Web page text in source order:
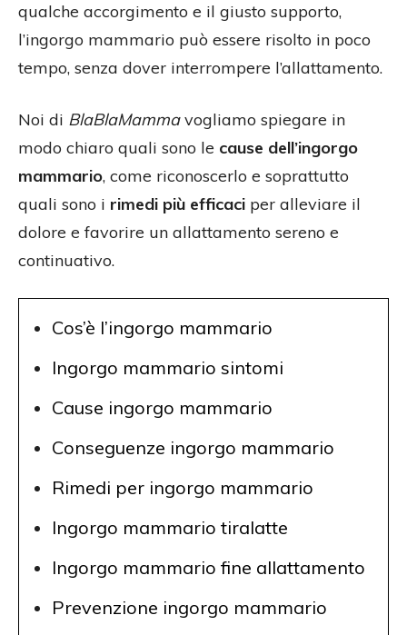
qualche accorgimento e il giusto supporto,
l’ingorgo mammario può essere risolto in poco
tempo, senza dover interrompere l’allattamento.
Noi di BlaBlaMammavogliamo spiegare in
modo chiaro quali sono le cause dell’ingorgo
mammario, come riconoscerlo e soprattutto
quali sono i rimedi più efficaci per alleviare il
dolore e favorire un allattamento sereno e
continuativo.
Cos’è l’ingorgo mammario
Ingorgo mammario sintomi
Cause ingorgo mammario
Conseguenze ingorgo mammario
Rimedi per ingorgo mammario
Ingorgo mammario tiralatte
Ingorgo mammario fine allattamento
Prevenzione ingorgo mammario